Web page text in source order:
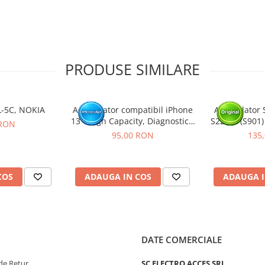
protecție.
de protectie, sigiliile sauPRODUSE SIMILARE
NOKIA
Acumulator compatibil iPhone
13 - High Capacity, Diagnostic -
Sanatate 100%
95,00 RON
ADAUGA IN COS
Acumulator
S22 5G
ADAUGA
DATE COMERCIALE